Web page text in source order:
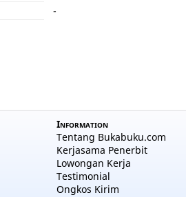
-
Information
Tentang Bukabuku.com
Kerjasama Penerbit
Lowongan Kerja
Testimonial
Ongkos Kirim